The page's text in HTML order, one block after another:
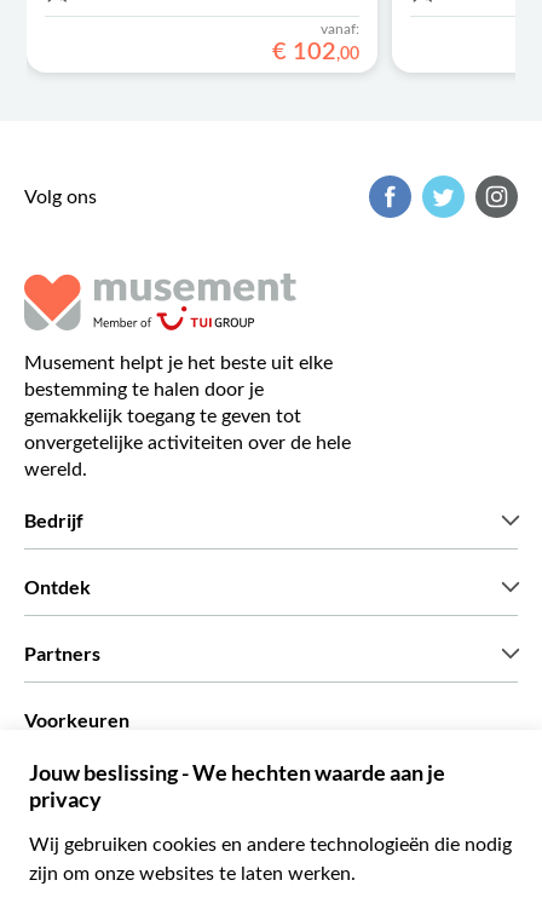
vanaf:
€ 102,00
Volg ons
Musement helpt je het beste uit elke
bestemming te halen door je
gemakkelijk toegang te geven tot
onvergetelijke activiteiten over de hele
wereld.
Bedrijf
Ontdek
Partners
Persoonlijke Travelagents
Agentschap
Word een Leverancier
Become a Distribution Partner
Voorkeuren
Nederlands
Italiaans
Frans
€ Euro